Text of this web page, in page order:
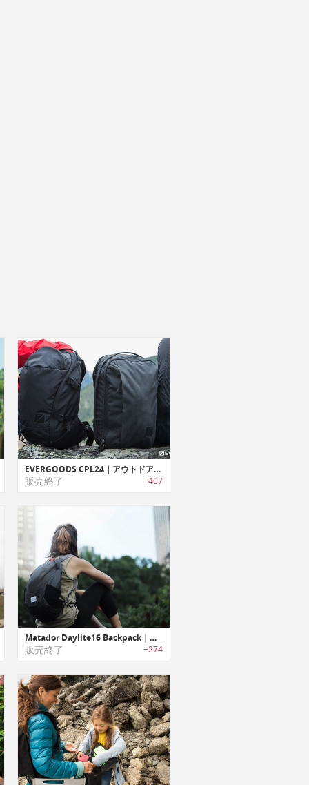
EVERGOODS CPL24｜アウトドア/都市でシームレスな利用を可能にする汎用性に優れたバックパック
販売終了 +407
Matador Daylite16 Backpack｜コンパクトに折りたためる防水バックパック「マタドールデイライト16」
販売終了 +274